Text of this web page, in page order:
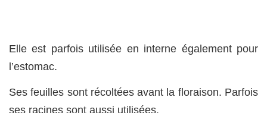
Elle est parfois utilisée en interne également pour
l’estomac.
Ses feuilles sont récoltées avant la floraison. Parfois
ses racines sont aussi utilisées.